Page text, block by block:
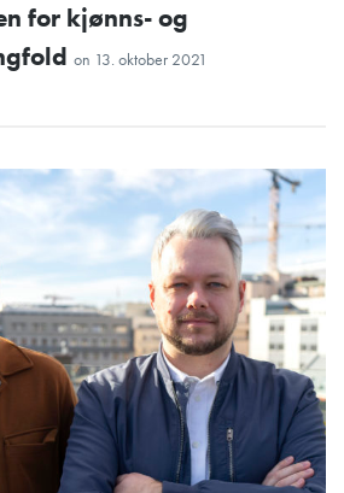
for kjønns- og
on 13. oktober 2021